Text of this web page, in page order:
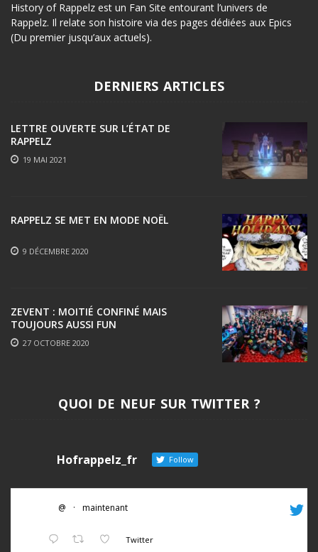
History of Rappelz est un Fan Site entourant l’univers de
Rappelz. Il relate son histoire via des pages dédiées aux Epics
(Du premier jusqu’aux actuels).
DERNIERS ARTICLES
LETTRE OUVERTE SUR L’ÉTAT DE
RAPPELZ
19 MAI 2021
RAPPELZ SE MET EN MODE NOËL
9 DÉCEMBRE 2020
ZEVENT : MOITIÉ CONFINÉ MAIS
TOUJOURS AUSSI FUN
27 OCTOBRE 2020
QUOI DE NEUF SUR TWITTER ?
Hofrappelz_fr Follow
@ · maintenant
Twitter